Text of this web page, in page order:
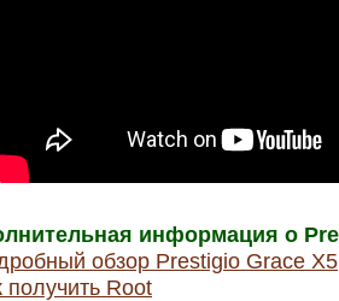
информация о
обзор Prestigio Grace X5
получить Root